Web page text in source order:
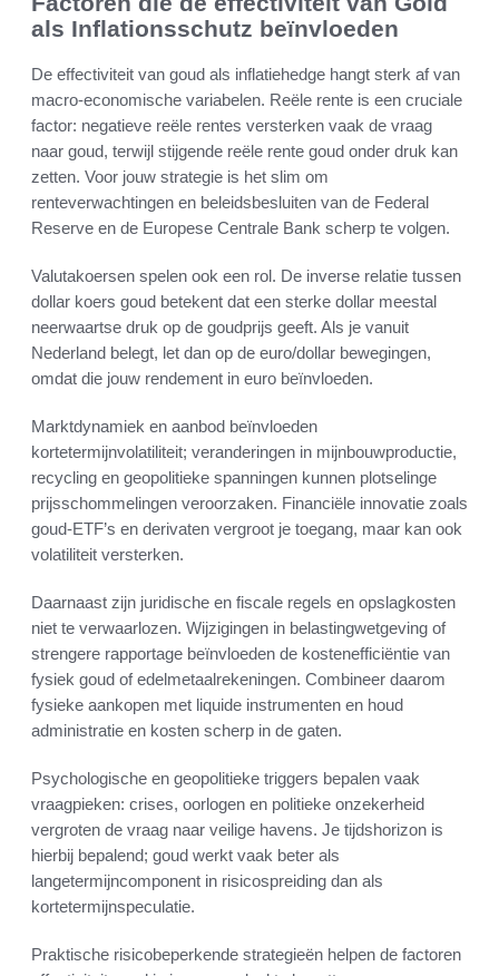
als Inflationsschutz beïnvloeden
De effectiviteit van goud als inflatiehedge hangt sterk af van
macro-economische variabelen. Reële rente is een cruciale
factor: negatieve reële rentes versterken vaak de vraag
naar goud, terwijl stijgende reële rente goud onder druk kan
zetten. Voor jouw strategie is het slim om
renteverwachtingen en beleidsbesluiten van de Federal
Reserve en de Europese Centrale Bank scherp te volgen.
Valutakoersen spelen ook een rol. De inverse relatie tussen
dollar koers goud betekent dat een sterke dollar meestal
neerwaartse druk op de goudprijs geeft. Als je vanuit
Nederland belegt, let dan op de euro/dollar bewegingen,
omdat die jouw rendement in euro beïnvloeden.
Marktdynamiek en aanbod beïnvloeden
kortetermijnvolatiliteit; veranderingen in mijnbouwproductie,
recycling en geopolitieke spanningen kunnen plotselinge
prijsschommelingen veroorzaken. Financiële innovatie zoals
goud-ETF’s en derivaten vergroot je toegang, maar kan ook
volatiliteit versterken.
Daarnaast zijn juridische en fiscale regels en opslagkosten
niet te verwaarlozen. Wijzigingen in belastingwetgeving of
strengere rapportage beïnvloeden de kostenefficiëntie van
fysiek goud of edelmetaalrekeningen. Combineer daarom
fysieke aankopen met liquide instrumenten en houd
administratie en kosten scherp in de gaten.
Psychologische en geopolitieke triggers bepalen vaak
vraagpieken: crises, oorlogen en politieke onzekerheid
vergroten de vraag naar veilige havens. Je tijdshorizon is
hierbij bepalend; goud werkt vaak beter als
langetermijncomponent in risicospreiding dan als
kortetermijnspeculatie.
Praktische risicobeperkende strategieën helpen de factoren